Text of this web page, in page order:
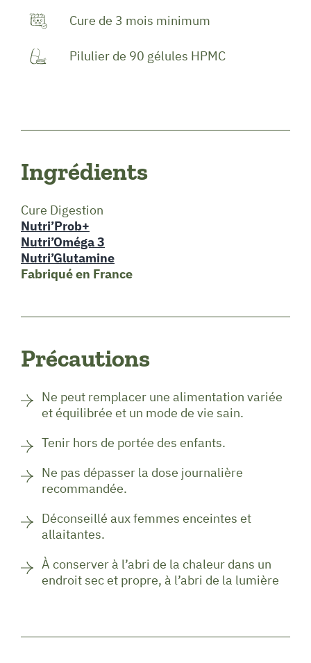
Cure de 3 mois minimum
Pilulier de 90 gélules HPMC
Ingrédients
Cure Digestion
Nutri’Prob+
Nutri’Oméga 3
Nutri’Glutamine
Fabriqué en France
Précautions
Ne peut remplacer une alimentation variée
et équilibrée et un mode de vie sain.
Tenir hors de portée des enfants.
Ne pas dépasser la dose journalière
recommandée.
Déconseillé aux femmes enceintes et
allaitantes.
À conserver à l’abri de la chaleur dans un
endroit sec et propre, à l’abri de la lumière